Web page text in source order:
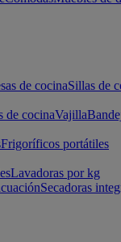
de cocinaSillas de
de cocinaVajilla
Frigoríficos portátiles
Lavadoras por kg
Secadoras